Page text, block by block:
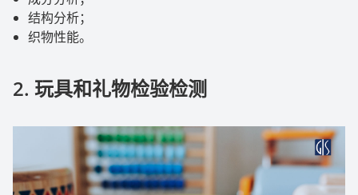
结构分析；
织物性能。
2. 玩具和礼物检验检测